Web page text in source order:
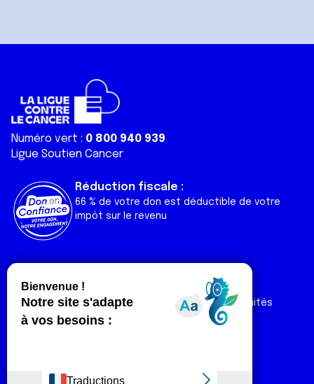
Numéro vert : 0 800 940 939
Ligue Soutien Cancer
Réduction fiscale :
66 % de votre don est déductible de votre
impôt sur le revenu
Liens utiles
Nos actualités
Nos publications
Contact
Espace Ligue & comités
Espace chercheur